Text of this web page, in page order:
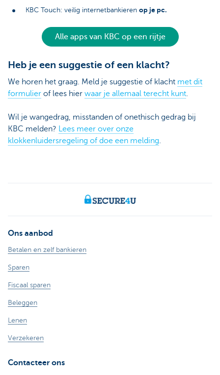
KBC Touch: veilig internetbankieren op je pc.
Alle apps van KBC op een rijtje
Heb je een suggestie of een klacht?
We horen het graag. Meld je suggestie of klacht met dit
formulier of lees hier waar je allemaal terecht kunt.
Wil je wangedrag, misstanden of onethisch gedrag bij
KBC melden? Lees meer over onze
klokkenluidersregeling of doe een melding.
Ons aanbod
Betalen en zelf bankieren
Sparen
Fiscaal sparen
Beleggen
Lenen
Verzekeren
Contacteer ons